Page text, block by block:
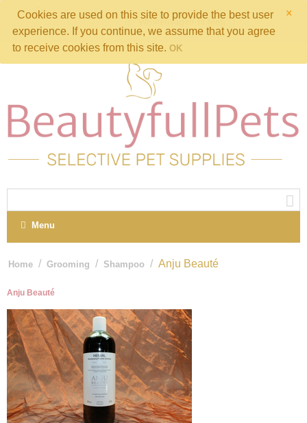
×
Cookies are used on this site to provide the best user
experience. If you continue, we assume that you agree
to receive cookies from this site. OK
Winkelwagen is leeg
Menu
Home / Grooming / Shampoo / Anju Beauté
Anju Beauté